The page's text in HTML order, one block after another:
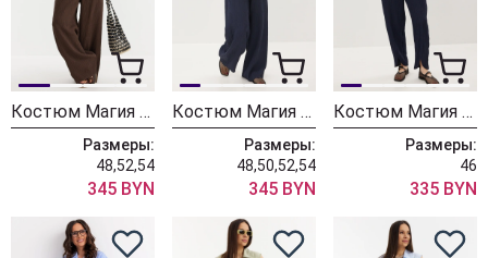
Костюм Магия Моды 2718 шоколад
Размеры:
48,52,54
345 BYN
Костюм Магия Моды 2718 синий
Размеры:
48,50,52,54
345 BYN
Костюм Магия Моды 2713
Размеры:
46
335 BYN